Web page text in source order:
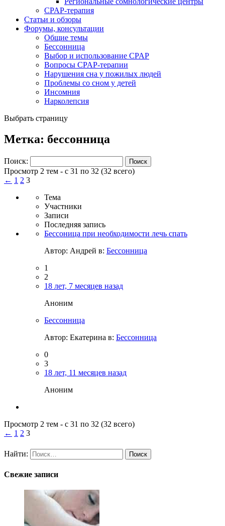
CPAP-терапия
Статьи и обзоры
Форумы, консультации
Общие темы
Бессонница
Выбор и использование CPAP
Вопросы CPAP-терапии
Нарушения сна у пожилых людей
Проблемы со сном у детей
Инсомния
Нарколепсия
Выбрать страницу
Метка: бессонница
Поиск:
Просмотр 2 тем - с 31 по 32 (32 всего)
← 1 2 3
Тема
Участники
Записи
Последняя запись
Бессоница при необходимости лечь спать
Автор: Андрей в: Бессонница
1
2
18 лет, 7 месяцев назад
Аноним
Бессонница
Автор: Екатерина в: Бессонница
0
3
18 лет, 11 месяцев назад
Аноним
Просмотр 2 тем - с 31 по 32 (32 всего)
← 1 2 3
Найти:
Свежие записи